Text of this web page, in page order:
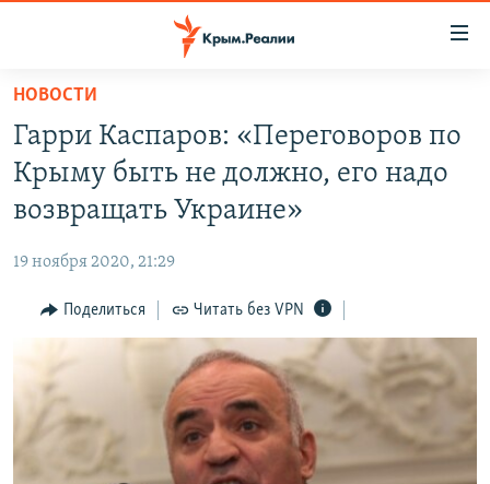
Вернуться
основному
содержанию
Вернутся
главной
навигации
Вернутся
поиску
СПЕЦПРОЕКТЫ
11 ЛЕТ ОККУПАЦИИ КРЫМА. 11 ИСТОРИЙ СОПРОТИВЛЕНИЯ
ВОДА
ЕЩЕ
ИНТЕРАКТИВ
ТЕЛЕПРОЕКТ КРЫМ.РЕАЛИИ
СОВЕТЫ ПРАВОЗАЩИТНИКОВ
ПРОПАВШИЕ БЕЗ ВЕСТИ
РАДІО СВОБОДА
КАК ОБОЙТИ БЛОКИРОВКУ
Українською
Qırımtatar
НОВОСТИ
Гарри Каспаров: «Переговоров по
Крыму быть не должно, его надо
возвращать Украине»
19 ноября 2020, 21:29
Поделиться Читать без VPN